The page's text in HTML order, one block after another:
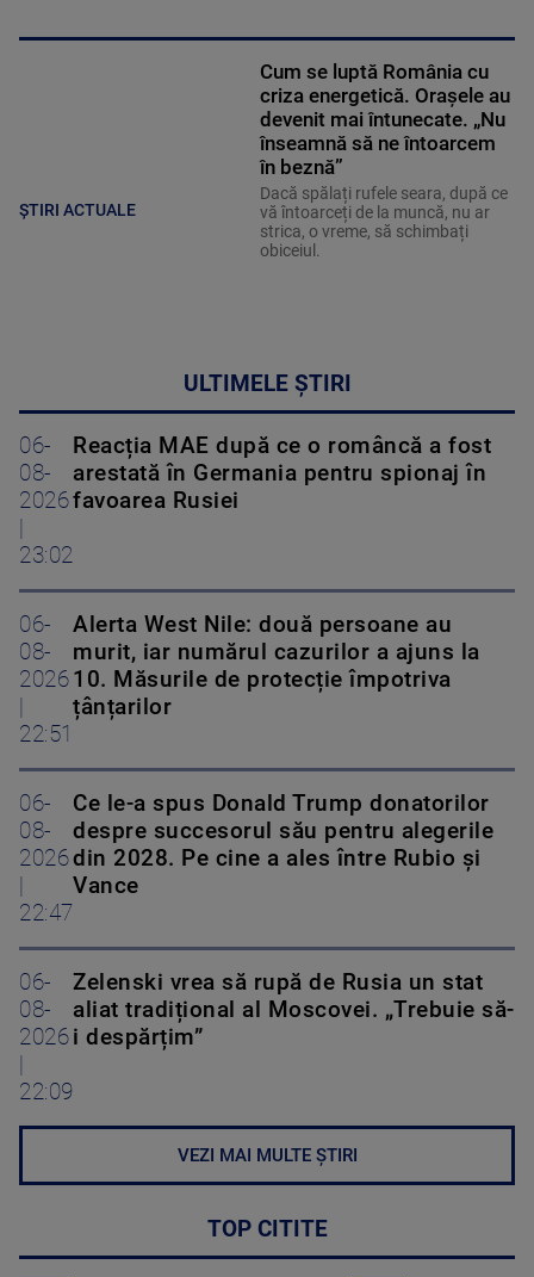
ȘTIRI ACTUALE
Cum se luptă România cu
criza energetică. Orașele au
devenit mai întunecate. „Nu
înseamnă să ne întoarcem
în beznă”
Dacă spălați rufele seara, după ce
vă întoarceți de la muncă, nu ar
strica, o vreme, să schimbați
obiceiul.
ULTIMELE ȘTIRI
06-
08-
2026
23:02
Reacția MAE după ce o româncă a fost
arestată în Germania pentru spionaj în
favoarea Rusiei
06-
08-
2026
22:51
Alerta West Nile: două persoane au
murit, iar numărul cazurilor a ajuns la
10. Măsurile de protecție împotriva
țânțarilor
06-
08-
2026
22:47
Ce le-a spus Donald Trump donatorilor
despre succesorul său pentru alegerile
din 2028. Pe cine a ales între Rubio și
Vance
06-
08-
2026
22:09
Zelenski vrea să rupă de Rusia un stat
aliat tradițional al Moscovei. „Trebuie să-
i despărțim”
VEZI MAI MULTE ȘTIRI
TOP CITITE